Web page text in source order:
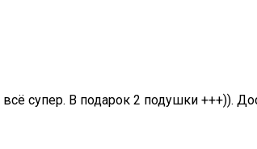
супер. В подарок 2 подушки +++)).